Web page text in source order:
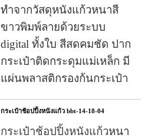
ทำจากวัสดุหนังแก้วหนาสี
ขาวพิมพ์ลายด้วยระบบ
digital ทั้งใบ สีสดคมชัด ปาก
กระเป๋าติดกระดุมแม่เหล็ก มี
แผ่นพลาสติกรองก้นกระเป๋า
กระเป๋าช้อปปิ้งหนังแก้ว bbt-14-18-04
กระเป๋าช้อปปิ้งหนังแก้วหนา